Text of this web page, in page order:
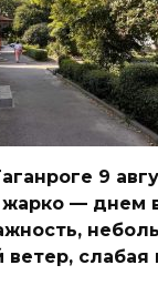
9
— днем
ветер, слабая